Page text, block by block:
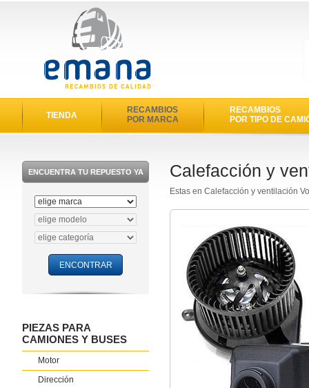
TIENDA
RECAMBIOS
POR MARCA
RECAMBIOS
POR TIPO DE
ENCUENTRA TU REPUESTO YA
PIEZAS PARA
CAMIONES Y BUSES
Motor
Dirección
Calefacción y
Estas en Calefacción y ventilación